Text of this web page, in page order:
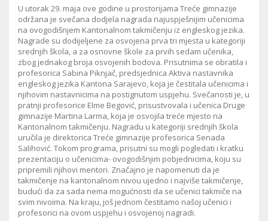
U utorak 29. maja ove godine u prostorijama Treće gimnazije
održana je svečana dodjela nagrada najuspješnijim učenicima
na ovogodišnjem Kantonalnom takmičenju iz engleskog jezika.
Nagrade su dodijeljene za osvojena prva tri mjesta u kategoriji
srednjih škola, a za osnovne škole za prvih sedam učenika,
zbog jednakog broja osvojenih bodova. Prisutnima se obratila i
profesorica Sabina Piknjač, predsjednica Aktiva nastavnika
engleskog jezika Kantona Sarajevo, koja je čestitala učenicima i
njihovim nastavnicima na postignutom uspjehu. Svečanosti je, u
pratnji profesorice Elme Begović, prisustvovala i učenica Druge
gimnazije Martina Larma, koja je osvojila treće mjesto na
Kantonalnom takmičenju. Nagradu u kategoriji srednjih škola
uručila je direktorica Treće gimnazije profesorica Senada
Salihović. Tokom programa, prisutni su mogli pogledati i kratku
prezentaciju o učenicima- ovogodišnjim pobjednicima, koju su
pripremili njihovi mentori. Značajno je napomenuti da je
takmičenje na kantonalnom nivou ujedno i najviše takmičenje,
budući da za sada nema mogućnosti da se učenici takmiče na
svim nivoima. Na kraju, još jednom čestitamo našoj učenici i
profesorici na ovom uspjehu i osvojenoj nagradi.